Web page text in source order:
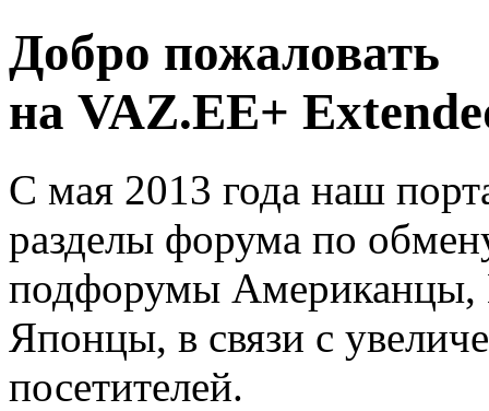
Добро пожаловать
на VAZ.EE+
С мая 2013 года наш
разделы форума по
подфорумы
Японцы, в связи с
посетителей.